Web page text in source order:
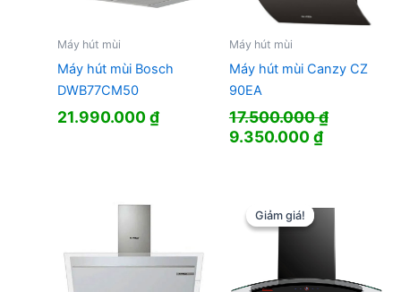
Máy hút mùi
Máy hút mùi Bosch
DWB77CM50
21.990.000₫
Máy hút mùi
Máy hút mùi Canzy CZ
90EA
17.500.000₫
Giá
9.350.000₫Giá
Giảm giá!
Giảm giá!